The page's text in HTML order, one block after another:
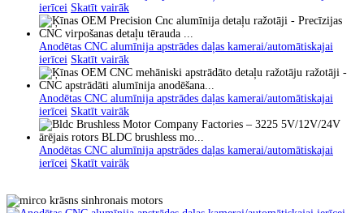
ierīcei Skatīt vairāk
Anodētas CNC alumīnija apstrādes daļas kamerai/automātiskajai
ierīcei Skatīt vairāk
Anodētas CNC alumīnija apstrādes daļas kamerai/automātiskajai
ierīcei Skatīt vairāk
Anodētas CNC alumīnija apstrādes daļas kamerai/automātiskajai
ierīcei Skatīt vairāk